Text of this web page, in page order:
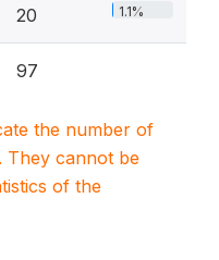
20 1.1%
97
the number of
They cannot be
of the